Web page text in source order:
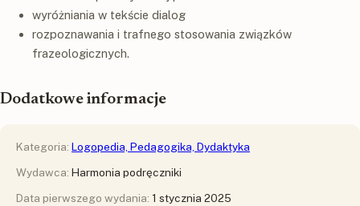
wyróżniania w tekście dialog
rozpoznawania i trafnego stosowania związków
frazeologicznych.
Dodatkowe informacje
Kategoria: Logopedia, Pedagogika, Dydaktyka
Wydawca: Harmonia podręczniki
Data pierwszego wydania: 1 stycznia 2025